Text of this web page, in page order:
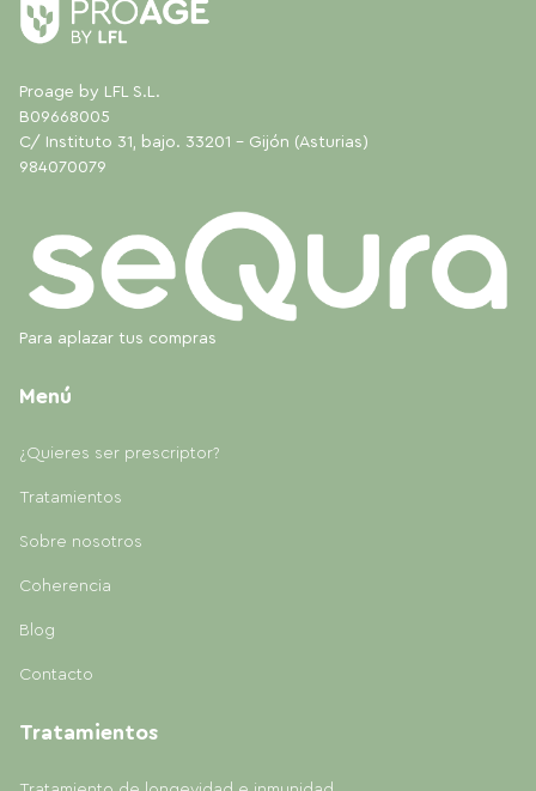
Proage by LFL S.L.
B09668005
C/ Instituto 31, bajo. 33201 - Gijón (Asturias)
984070079
Para aplazar tus compras
Menú
¿Quieres ser prescriptor?
Tratamientos
Sobre nosotros
Coherencia
Blog
Contacto
Tratamientos